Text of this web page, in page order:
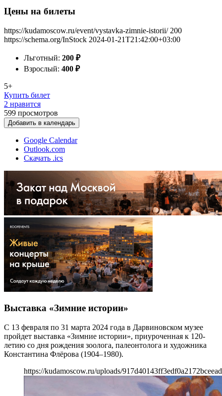
Цены на билеты
https://kudamoscow.ru/event/vystavka-zimnie-istorii/ 200
https://schema.org/InStock 2024-01-21T21:42:00+03:00
Льготный: 200 ₽
Взрослый: 400 ₽
5+
Купить билет
2 нравится
599 просмотров
Добавить в календарь
Google Calendar
Outlook.com
Скачать .ics
Выставка «Зимние истории»
С 13 февраля по 31 марта 2024 года в Дарвиновском музее
пройдет выставка «Зимние истории», приуроченная к 120-
летию со дня рождения зоолога, палеонтолога и художника
Константина Флёрова (1904–1980).
https://kudamoscow.ru/uploads/